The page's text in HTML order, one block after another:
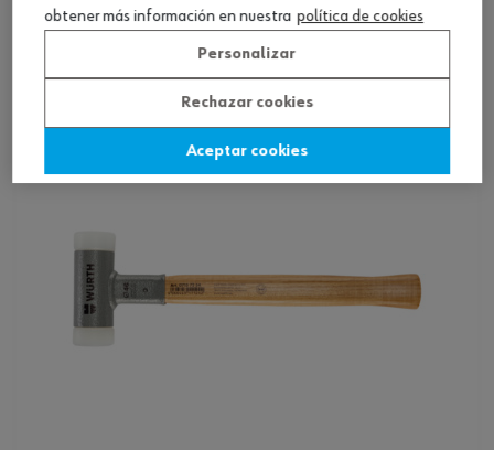
caucho
Ver producto
obtener más información en nuestra política de cookies
Personalizar
Rechazar cookies
Aceptar cookies